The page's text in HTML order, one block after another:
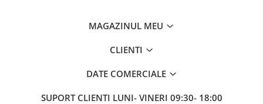
Brat pedalier
MAGAZINUL MEU
CLIENTI
DATE COMERCIALE
SUPORT CLIENTI LUNI- VINERI 09:30- 18:00